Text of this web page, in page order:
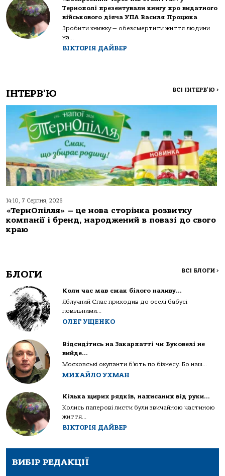
Тернополі презентували книгу про видатного
військового діяча УПА Василя Процюка
Зробити книжку — обезсмертити життя людини
на...
ВІКТОРІЯ ДАЙВЕР
ІНТЕРВ'Ю ВСІ ІНТЕРВ'Ю >
14:10, 7 Серпня, 2026
«ТернОпілля» – це нова сторінка розвитку
компанії і бренд, народжений в повазі до свого
краю
БЛОГИ ВСІ БЛОГИ >
Коли час мав смак білого наливу…
Яблучний Спас приходив до оселі бабусі
повільними...
ОЛЕГ УЩЕНКО
Відсидітись на Закарпатті чи Буковелі не
вийде…
Московські окупанти б’ють по бізнесу. Бо наш...
МИХАЙЛО УХМАН
Кілька щирих рядків, написаних від руки…
Колись паперові листи були звичайною частиною
життя...
ВІКТОРІЯ ДАЙВЕР
ВИБІР РЕДАКЦІЇ